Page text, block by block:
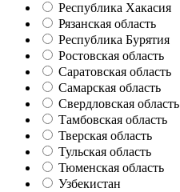
Республика Хакасия
Рязанская область
Республика Бурятия
Ростовская область
Саратовская область
Самарская область
Свердловская область
Тамбовская область
Тверская область
Тульская область
Тюменская область
Узбекистан